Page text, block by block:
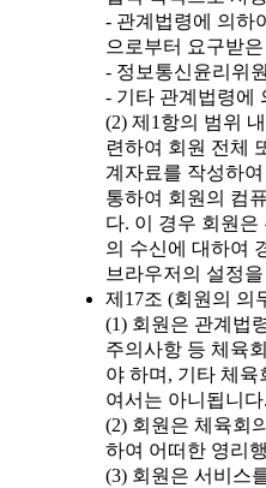
- 관계법령에 의하
으로부터 요구받
- 정보통신윤리위
- 기타 관계법령에
(2) 제1항의 범위
련하여 회원 전체
계자료를 작성하
통하여 회원의 컴
다. 이 경우 회원은
의 수신에 대하여
브라우저의 설정
제17조 (회원의 의
(1) 회원은 관계법
주의사항 등 체육
야 하며, 기타 체
여서는 아니됩니다.
(2) 회원은 체육회
하여 어떠한 영리
(3) 회원은 서비스